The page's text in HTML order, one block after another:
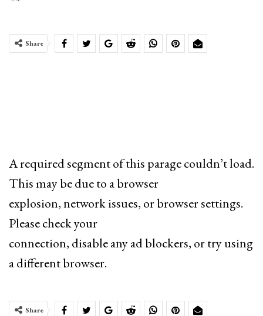
Share
A required segment of this parage couldn’t load.
This may be due to a browser
explosion, network issues, or browser settings.
Please check your
connection, disable any ad blockers, or try using
a different browser.
Share